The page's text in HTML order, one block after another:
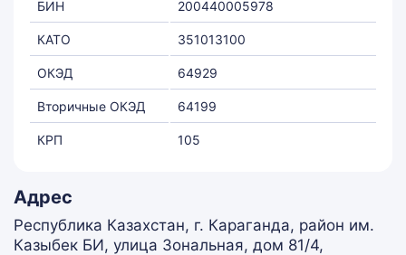
БИН 200440005978
КАТО 351013100
ОКЭД 64929
Вторичные ОКЭД 64199
КРП 105
Адрес
Республика Казахстан, г. Караганда, район им.
Казыбек БИ, улица Зональная, дом 81/4,